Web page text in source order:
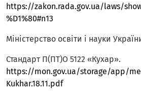
https://zakon.rada.gov.ua/laws/
%D1%80#n13
Міністерство освіти і науки
Стандарт П(ПТ)О 5122 «Кухар».
https://mon.gov.ua/storage/app/
Kukhar.18.11.pdf